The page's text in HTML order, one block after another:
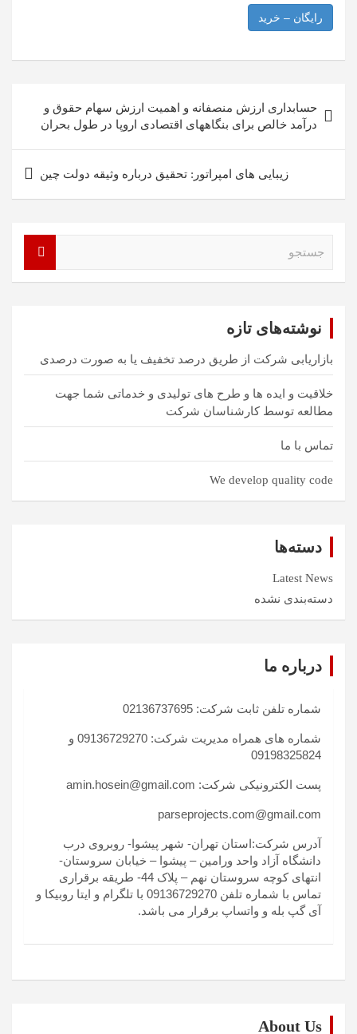
رایگان – خرید
نوشته
حسابداری ارزش منصفانه و اهمیت ارزش سهام حقوق و
درآمد خالص برای بنگاههای اقتصادی اروپا در طول بحران
زیبایی های امپراتور: تحقیق درباره وثیقه دولت چین
نوشته‌های تازه
بازاریابی شرکت از طریق درصد تخفیف یا به صورت درصدی
خلاقیت و ایده ها و طرح های تولیدی و خدماتی شما جهت
مطالعه توسط کارشناسان شرکت
تماس با ما
We develop quality code
دسته‌ها
Latest News
دسته‌بندی نشده
درباره ما
شماره تلفن ثابت شرکت: 02136737695
شماره های همراه مدیریت شرکت: 09136729270 و
09198325824
پست الکترونیکی شرکت: amin.hosein@gmail.com
parseprojects.com@gmail.com
آدرس شرکت:استان تهران- شهر پیشوا- روبروی درب
دانشگاه آزاد واحد ورامین – پیشوا – خیابان سروستان-
انتهای کوچه سروستان نهم – پلاک 44- طریقه برقراری
تماس با شماره تلفن 09136729270 با تلگرام و ایتا روبیکا و
آی گپ بله و واتساپ برقرار می باشد.
About Us